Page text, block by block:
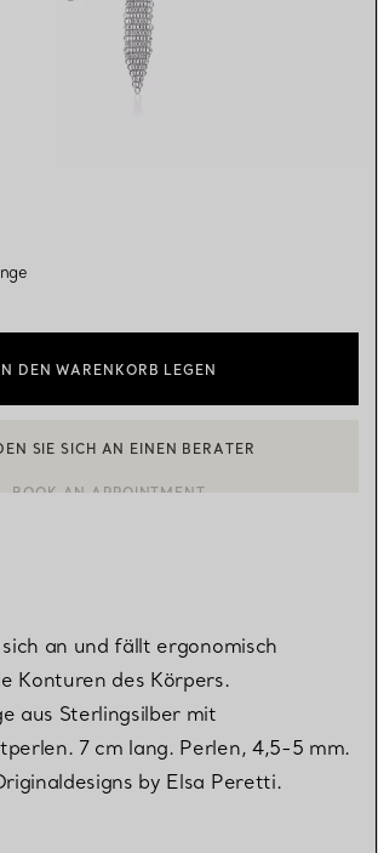
IN DEN WARENKORB LEGEN
BOOK AN APPOINTMENT
an und fällt ergonomisch
Konturen des Körpers.
aus Sterlingsilber mit
7 cm lang. Perlen, 4,5-5 mm.
by Elsa Peretti.